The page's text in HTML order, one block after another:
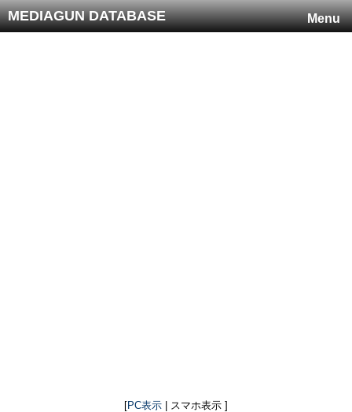
Menu
MEDIAGUN DATABASE
[PC表示 | スマホ表示 ]